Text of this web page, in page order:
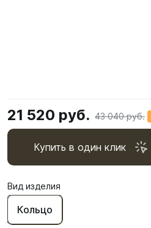
21 520 руб. 43 040 руб.
Купить в один клик
Вид изделия
Кольцо